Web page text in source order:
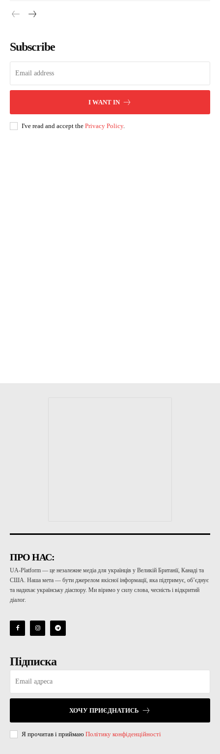
Subscribe
I WANT IN
I've read and accept the Privacy Policy.
ПРО НАС:
UA-Platform — це незалежне медіа для українців у Великій Британії, Канаді та
США. Наша мета — бути джерелом якісної інформації, яка підтримує, об’єднує
та надихає українську діаспору. Ми віримо у силу слова, чесність і відкритий
діалог.
Підписка
ХОЧУ ПРИЄДНАТИСЬ
Я прочитав і приймаю Політику конфіденційності